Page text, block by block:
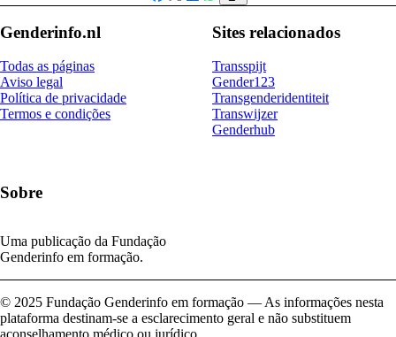
Facebook
X LinkedIn
WhatsApp
Genderinfo.nl
Todas as páginas
Aviso legal
Política de privacidade
Termos e condições
Sites relacionados
Transspijt
Gender123
Transgenderidentiteit
Transwijzer
Genderhub
Sobre
Uma publicação da Fundação
Genderinfo em formação.
© 2025 Fundação Genderinfo em formação — As informações nesta
plataforma destinam-se a esclarecimento geral e não substituem
aconselhamento médico ou jurídico.